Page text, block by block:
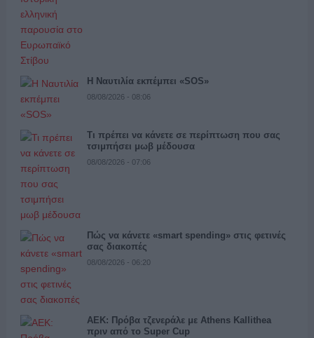
Η Ναυτιλία εκπέμπει «SOS»
08/08/2026 - 08:06
Τι πρέπει να κάνετε σε περίπτωση που σας
τσιμπήσει μωβ μέδουσα
08/08/2026 - 07:06
Πώς να κάνετε «smart spending» στις φετινές
σας διακοπές
08/08/2026 - 06:20
ΑΕΚ: Πρόβα τζενεράλε με Athens Kallithea
πριν από το Super Cup